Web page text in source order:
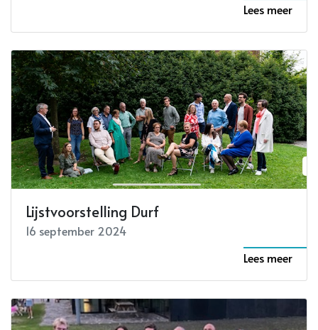
Lees meer
Lijstvoorstelling Durf
16 september 2024
Lees meer